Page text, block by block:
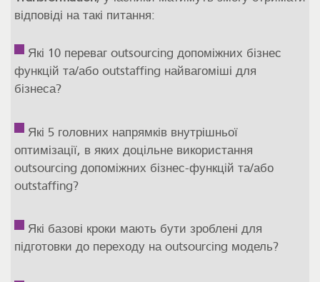
відповіді на такі питання:
Які 10 переваг outsourcing допоміжних бізнес
функцій та/або outstaffing найвагоміші для
бізнеса?
Які 5 головних напрямків внутрішньої
оптимізації, в яких доцільне використання
outsourcing допоміжних бізнес-функцій та/або
outstaffing?
Які базові кроки мають бути зроблені для
підготовки до переходу на outsourcing модель?